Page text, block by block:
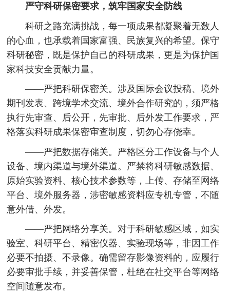
严守科研保密要求，筑牢国家安全防线
科研之路充满挑战，每一项成果都凝聚着无数人
的心血，也承载着国家富强、民族复兴的希望。保守
科研秘密，既是保护自己的科研成果，更是为保护国
家科技安全贡献力量。
——严把科研保密关。涉及国际会议投稿、境外
期刊发表、跨境学术交流、境外合作研究的，须严格
执行先审查、后公开，先审批、后外发工作要求，严
格落实科研成果保密审查制度，切勿心存侥幸。
——严把数据存储关。严格区分工作设备与个人
设备、境内渠道与境外渠道。严禁将科研敏感数据、
原始实验资料、核心技术参数等，上传、存储至网络
平台、境外服务器，涉密敏感资料应专机专管，不随
意外借、外发。
——严把网络分享关。对于科研敏感区域，如实
验室、科研平台、精密仪器、实验现场等，非因工作
必要不拍摄、不录像。确需留存影像资料的，应履行
必要审批手续，并妥善保管，杜绝在社交平台等网络
空间随意发布。